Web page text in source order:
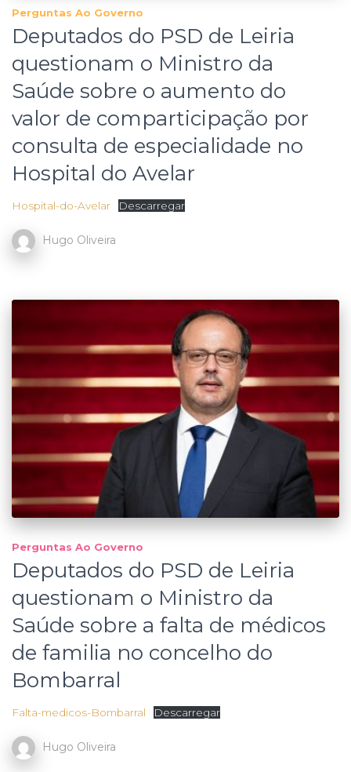
Perguntas Ao Governo
Deputados do PSD de Leiria
questionam o Ministro da
Saúde sobre o aumento do
valor de comparticipação por
consulta de especialidade no
Hospital do Avelar
Hospital-do-Avelar Descarregar
Hugo Oliveira
Perguntas Ao Governo
Deputados do PSD de Leiria
questionam o Ministro da
Saúde sobre a falta de médicos
de familia no concelho do
Bombarral
Falta-medicos-Bombarral Descarregar
Hugo Oliveira